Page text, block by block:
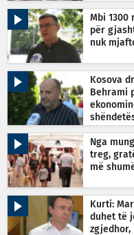
Mbi 1300
për
nuk
Kosova
Behrami
Nga
treg,
më
Kurti:
duhet të